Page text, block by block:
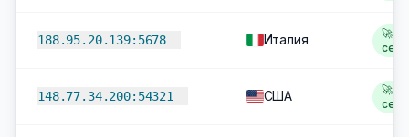
188.95.20.139:5678 Италия
🚀
сек
148.77.34.200:54321 США
🚀
сек